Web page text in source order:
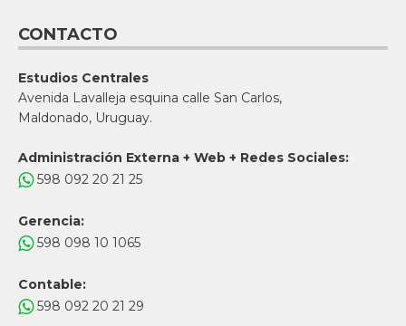
CONTACTO
Estudios Centrales
Avenida Lavalleja esquina calle San Carlos,
Maldonado, Uruguay.
Administración Externa + Web + Redes Sociales:
598 092 20 21 25
Gerencia:
598 098 10 1065
Contable:
598 092 20 21 29